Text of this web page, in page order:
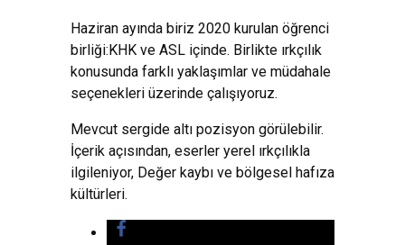
Haziran ayında biriz 2020 kurulan öğrenci
birliği:KHK ve ASL içinde. Birlikte ırkçılık
konusunda farklı yaklaşımlar ve müdahale
seçenekleri üzerinde çalışıyoruz.
Mevcut sergide altı pozisyon görülebilir.
İçerik açısından, eserler yerel ırkçılıkla
ilgileniyor, Değer kaybı ve bölgesel hafıza
kültürleri.